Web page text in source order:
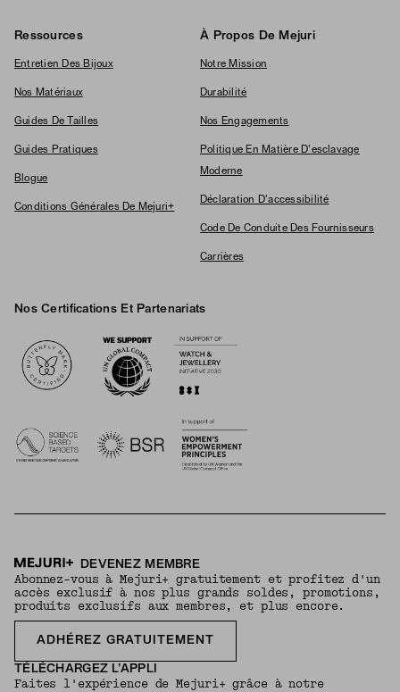
Ressources
Entretien Des Bijoux
Nos Matériaux
Guides De Tailles
Guides Pratiques
Blogue
Conditions Générales De Mejuri+
À Propos De Mejuri
Notre Mission
Durabilité
Nos Engagements
Politique En Matière D'esclavage
Moderne
Déclaration D'accessibilité
Code De Conduite Des Fournisseurs
Carrières
Nos Certifications Et Partenariats
DEVENEZ MEMBRE
Abonnez-vous à Mejuri+ gratuitement et profitez d'un
accès exclusif à nos plus grands soldes, promotions,
produits exclusifs aux membres, et plus encore.
ADHÉREZ GRATUITEMENT
TÉLÉCHARGEZ L’APPLI
Faites l'expérience de Mejuri+ grâce à notre